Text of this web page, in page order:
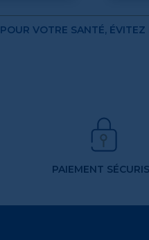
POUR VOTRE SANTÉ,
PAIEMENT